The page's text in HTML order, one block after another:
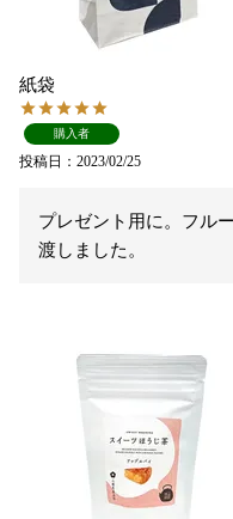
紙袋
購入者
投稿日 2023/02/25
プレゼント用に。フル
渡しました。